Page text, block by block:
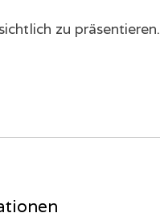
zu präsentieren.